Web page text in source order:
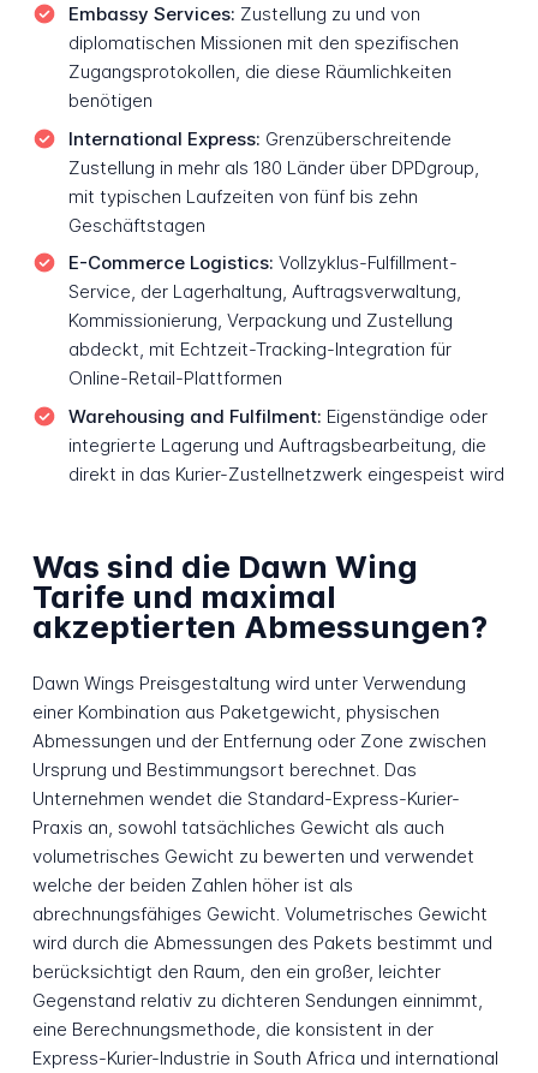
Embassy Services: Zustellung zu und von
diplomatischen Missionen mit den spezifischen
Zugangsprotokollen, die diese Räumlichkeiten
benötigen
International Express: Grenzüberschreitende
Zustellung in mehr als 180 Länder über DPDgroup,
mit typischen Laufzeiten von fünf bis zehn
Geschäftstagen
E-Commerce Logistics: Vollzyklus-Fulfillment-
Service, der Lagerhaltung, Auftragsverwaltung,
Kommissionierung, Verpackung und Zustellung
abdeckt, mit Echtzeit-Tracking-Integration für
Online-Retail-Plattformen
Warehousing and Fulfilment: Eigenständige oder
integrierte Lagerung und Auftragsbearbeitung, die
direkt in das Kurier-Zustellnetzwerk eingespeist wird
Was sind die Dawn Wing
Tarife und maximal
akzeptierten Abmessungen?
Dawn Wings Preisgestaltung wird unter Verwendung
einer Kombination aus Paketgewicht, physischen
Abmessungen und der Entfernung oder Zone zwischen
Ursprung und Bestimmungsort berechnet. Das
Unternehmen wendet die Standard-Express-Kurier-
Praxis an, sowohl tatsächliches Gewicht als auch
volumetrisches Gewicht zu bewerten und verwendet
welche der beiden Zahlen höher ist als
abrechnungsfähiges Gewicht. Volumetrisches Gewicht
wird durch die Abmessungen des Pakets bestimmt und
berücksichtigt den Raum, den ein großer, leichter
Gegenstand relativ zu dichteren Sendungen einnimmt,
eine Berechnungsmethode, die konsistent in der
Express-Kurier-Industrie in South Africa und international